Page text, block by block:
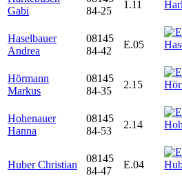
Gabi
84-25
1.11
Haselbauer
Andrea
08145
84-42
E.05
Hörmann
Markus
08145
84-35
2.15
Hohenauer
Hanna
08145
84-53
2.14
Huber Christian
08145
84-47
E.04